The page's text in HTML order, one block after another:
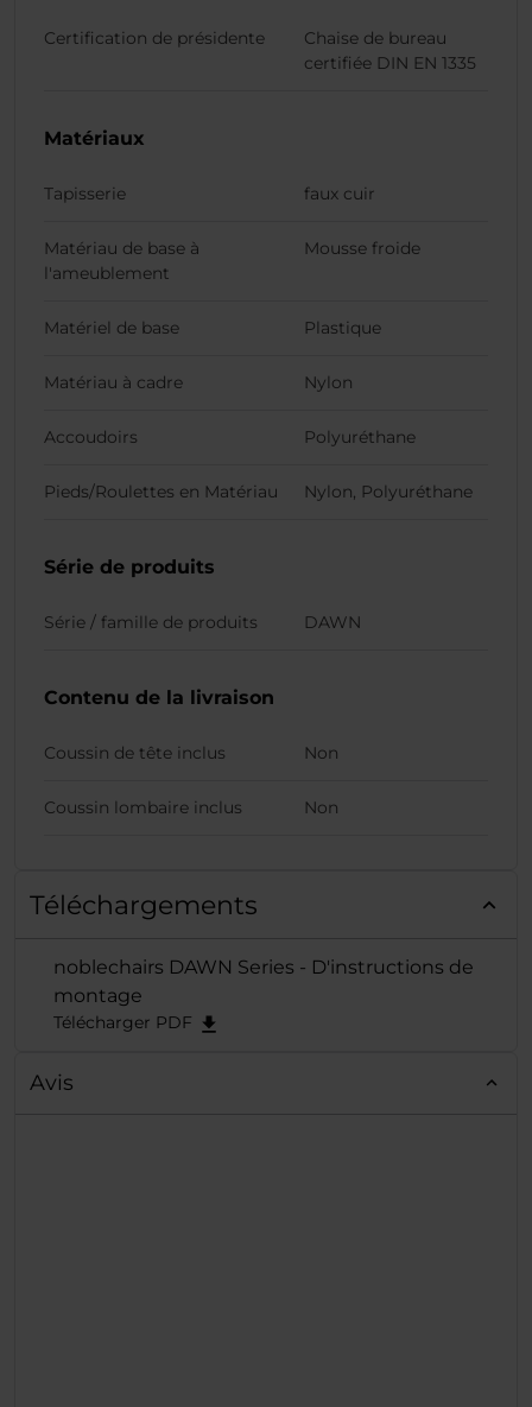
Certification de présidente
Chaise de bureau
certifiée DIN EN 1335
Matériaux
Tapisserie faux cuir
Matériau de base à
l'ameublement
Mousse froide
Matériel de base Plastique
Matériau à cadre Nylon
Accoudoirs Polyuréthane
Pieds/Roulettes en Matériau Nylon, Polyuréthane
Série de produits
Série / famille de produits DAWN
Contenu de la livraison
Coussin de tête inclus Non
Coussin lombaire inclus Non
Téléchargements
noblechairs DAWN Series - D'instructions de
montage
Télécharger PDF
Avis